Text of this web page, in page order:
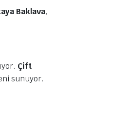
Baklava,
Çift
sunuyor.